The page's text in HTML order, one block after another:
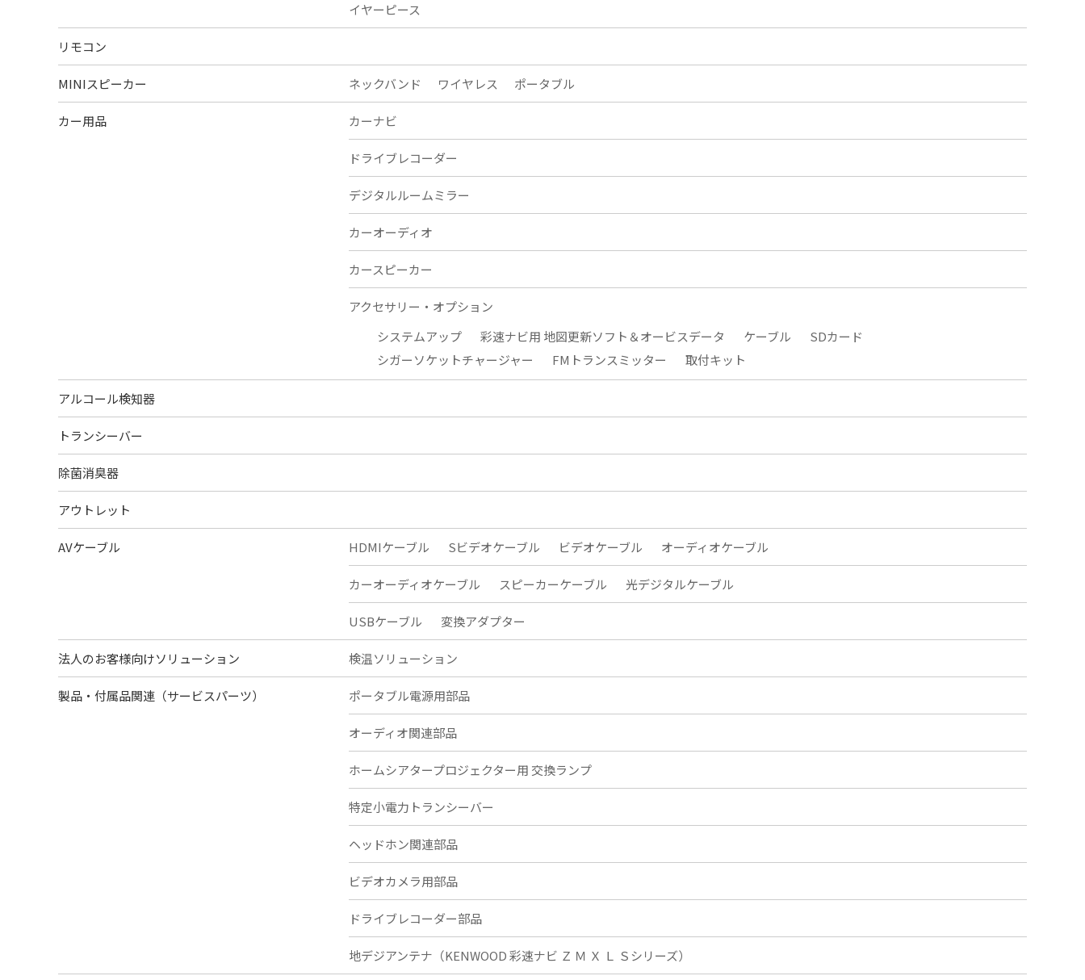
イヤーピース
リモコン
MINIスピーカー ネックバンド ワイヤレス ポータブル
カー用品 カーナビ
ドライブレコーダー
デジタルルームミラー
カーオーディオ
カースピーカー
アクセサリー・オプション
システムアップ
彩速ナビ用 地図更新ソフト＆オービスデータ ケーブル
SDカード
シガーソケットチャージャー
FMトランスミッター 取付キット
アルコール検知器
トランシーバー
除菌消臭器
アウトレット
AVケーブル HDMIケーブル Sビデオケーブル ビデオケーブル オーディオケーブル
カーオーディオケーブル スピーカーケーブル 光デジタルケーブル
USBケーブル 変換アダプター
法人のお客様向けソリューション 検温ソリューション
製品・付属品関連（サービスパーツ） ポータブル電源用部品
オーディオ関連部品
ホームシアタープロジェクター用 交換ランプ
特定小電力トランシーバー
ヘッドホン関連部品
ビデオカメラ用部品
ドライブレコーダー部品
地デジアンテナ（KENWOOD 彩速ナビ Ｚ Ｍ Ｘ Ｌ Ｓシリーズ）